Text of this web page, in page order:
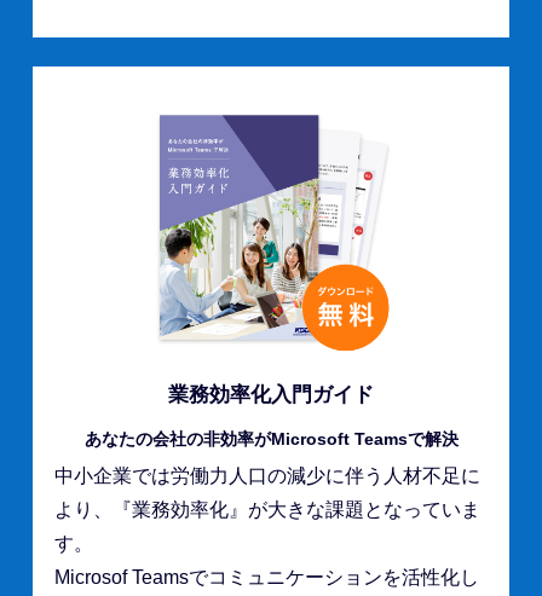
業務効率化入門ガイド
あなたの会社の非効率がMicrosoft Teamsで解決
中小企業では労働力人口の減少に伴う人材不足に
より、『業務効率化』が大きな課題となっていま
す。
Microsof Teamsでコミュニケーションを活性化し